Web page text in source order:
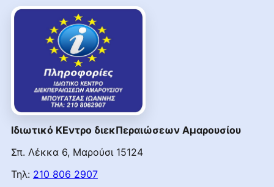
Ιδιωτικό ΚΕντρο διεκΠεραιώσεων Αμαρουσίου
Σπ. Λέκκα 6, Μαρούσι 15124
Τηλ: 210 806 2907